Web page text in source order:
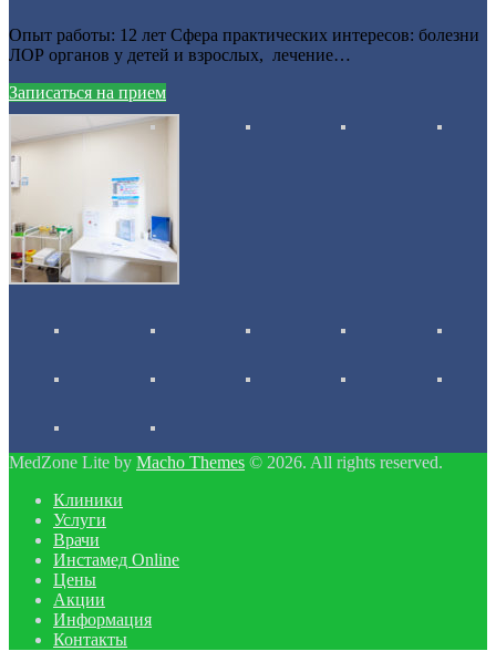
Опыт работы: 12 лет Сфера практических интересов: болезни
ЛОР органов у детей и взрослых, лечение…
Записаться на прием
MedZone Lite by Macho Themes © 2026. All rights reserved.
Клиники
Услуги
Врачи
Инстамед Online
Цены
Акции
Информация
Контакты